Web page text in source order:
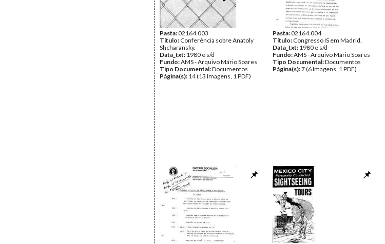
Pasta:02164.003
Título: Conferência sobre Anatoly
Shcharansky.
Data_txt: 1980 e s/d
Fundo:AMS - Arquivo Mário Soares
Tipo Documental:Documentos
Página(s): 14 (13 Imagens, 1 PDF)
Pasta:02164.004
Título: Congresso IS em Madrid.
Data_txt: 1980 e s/d
Fundo:AMS - Arquivo Mário Soares
Tipo Documental:Documentos
Página(s):7 (6 Imagens, 1 PDF)